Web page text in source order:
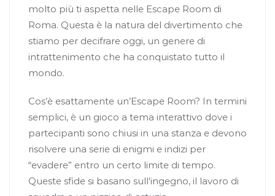
molto più ti aspetta nelle Escape Room di
Roma. Questa è la natura del divertimento che
stiamo per decifrare oggi, un genere di
intrattenimento che ha conquistato tutto il
mondo.
Cos’è esattamente un’Escape Room? In termini
semplici, è un gioco a tema interattivo dove i
partecipanti sono chiusi in una stanza e devono
risolvere una serie di enigmi e indizi per
“evadere” entro un certo limite di tempo.
Queste sfide si basano sull’ingegno, il lavoro di